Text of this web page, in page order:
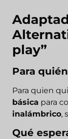
play”
Para
Para quien
básica para
inalámbrico,
Qué